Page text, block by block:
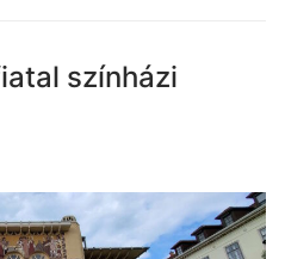
színházi